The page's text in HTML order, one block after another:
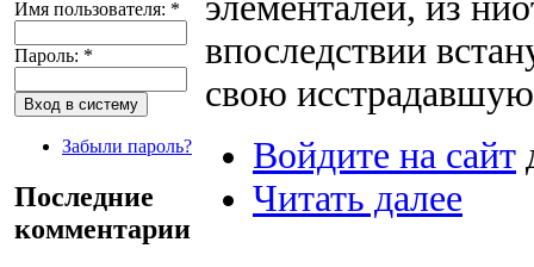
Имя пользователя: *
Пароль: *
Забыли пароль?
Последние
комментарии
впоследствии
свою
Войдите на сайт
Читать далее